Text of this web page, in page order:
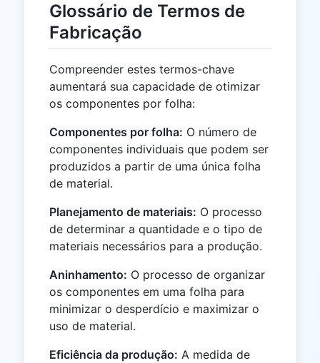
Glossário de Termos de
Fabricação
Compreender estes termos-chave
aumentará sua capacidade de otimizar
os componentes por folha:
Componentes por folha: O número de
componentes individuais que podem ser
produzidos a partir de uma única folha
de material.
Planejamento de materiais: O processo
de determinar a quantidade e o tipo de
materiais necessários para a produção.
Aninhamento: O processo de organizar
os componentes em uma folha para
minimizar o desperdício e maximizar o
uso de material.
Eficiência da produção: A medida de